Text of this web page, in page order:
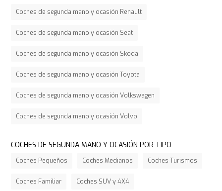
Coches de segunda mano y ocasión Renault
Coches de segunda mano y ocasión Seat
Coches de segunda mano y ocasión Skoda
Coches de segunda mano y ocasión Toyota
Coches de segunda mano y ocasión Volkswagen
Coches de segunda mano y ocasión Volvo
COCHES DE SEGUNDA MANO Y OCASIÓN POR TIPO
Coches Pequeños Coches Medianos Coches Turismos
Coches Familiar Coches SUV y 4X4